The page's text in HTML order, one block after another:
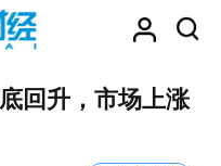
回升，市场上涨